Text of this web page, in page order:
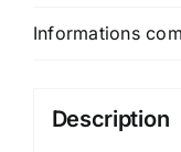
Informations
Description